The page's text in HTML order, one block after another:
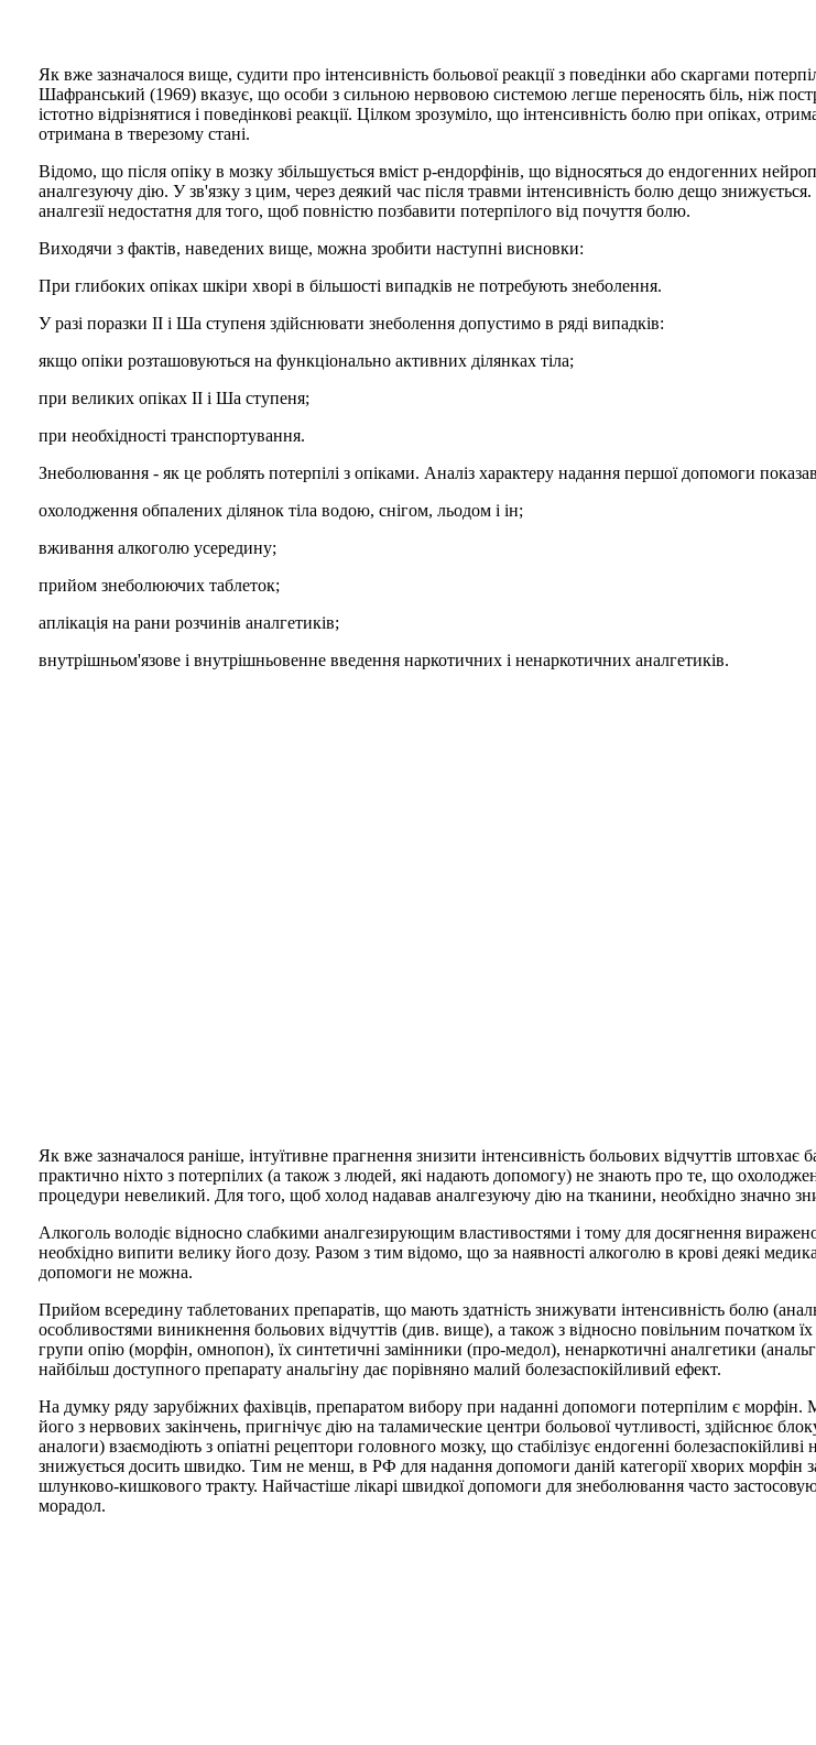
Як вже зазначалося вище, судити про інтенсивність больової реакції з поведінки або скаргами
Шафранський (1969) вказує, що особи з сильною нервовою системою легше переносять біль, ніж
істотно відрізнятися і поведінкові реакції. Цілком зрозуміло, що інтенсивність болю при опіках,
отримана в тверезому стані.
Відомо, що після опіку в мозку збільшується вміст р-ендорфінів, що відносяться до ендогенних
аналгезуючу дію. У зв'язку з цим, через деякий час після травми інтенсивність болю дещо
аналгезії недостатня для того, щоб повністю позбавити потерпілого від почуття болю.
Виходячи з фактів, наведених вище, можна зробити наступні висновки:
При глибоких опіках шкіри хворі в більшості випадків не потребують знеболення.
У разі поразки II і Ша ступеня здійснювати знеболення допустимо в ряді випадків:
якщо опіки розташовуються на функціонально активних ділянках тіла;
при великих опіках II і Ша ступеня;
при необхідності транспортування.
Знеболювання - як це роблять потерпілі з опіками. Аналіз характеру надання першої допомоги
охолодження обпалених ділянок тіла водою, снігом, льодом і ін;
вживання алкоголю усередину;
прийом знеболюючих таблеток;
аплікація на рани розчинів аналгетиків;
внутрішньом'язове і внутрішньовенне введення наркотичних і ненаркотичних аналгетиків.
Як вже зазначалося раніше, інтуїтивне прагнення знизити інтенсивність больових відчуттів
практично ніхто з потерпілих (а також з людей, які надають допомогу) не знають про те, що
процедури невеликий. Для того, щоб холод надавав аналгезуючу дію на тканини, необхідно значно
Алкоголь володіє відносно слабкими аналгезирующим властивостями і тому для досягнення
необхідно випити велику його дозу. Разом з тим відомо, що за наявності алкоголю в крові деякі
допомоги не можна.
Прийом всередину таблетованих препаратів, що мають здатність знижувати інтенсивність болю
особливостями виникнення больових відчуттів (див. вище), а також з відносно повільним початком
групи опію (морфін, омнопон), їх синтетичні замінники (про-медол), ненаркотичні аналгетики
найбільш доступного препарату анальгіну дає порівняно малий болезаспокійливий ефект.
На думку ряду зарубіжних фахівців, препаратом вибору при наданні допомоги потерпілим є морфін.
його з нервових закінчень, пригнічує дію на таламические центри больової чутливості, здійснює
аналоги) взаємодіють з опіатні рецептори головного мозку, що стабілізує ендогенні
знижується досить швидко. Тим не менш, в РФ для надання допомоги даній категорії хворих морфін
шлунково-кишкового тракту. Найчастіше лікарі швидкої допомоги для знеболювання часто
морадол.